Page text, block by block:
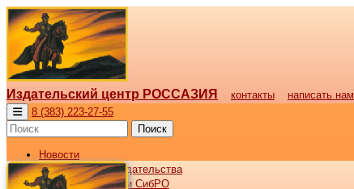
Издательский центр РОССАЗИЯ контакты написать нам
8 (383) 223-27-55
Поиск
Новости
Новости издательства
Все новости СибРО